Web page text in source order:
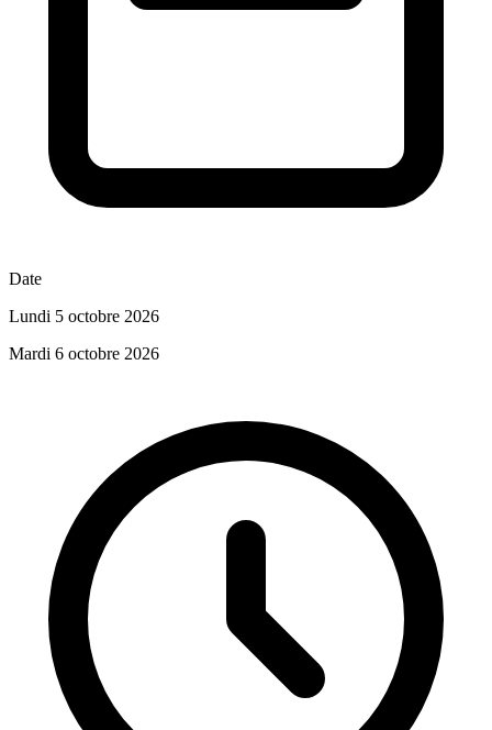
Date
Lundi 5 octobre 2026
Mardi 6 octobre 2026